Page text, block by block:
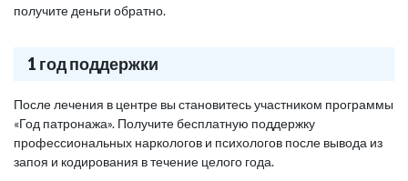
получите деньги обратно.
1 год поддержки
После лечения в центре вы становитесь участником программы
«Год патронажа». Получите бесплатную поддержку
профессиональных наркологов и психологов после вывода из
запоя и кодирования в течение целого года.